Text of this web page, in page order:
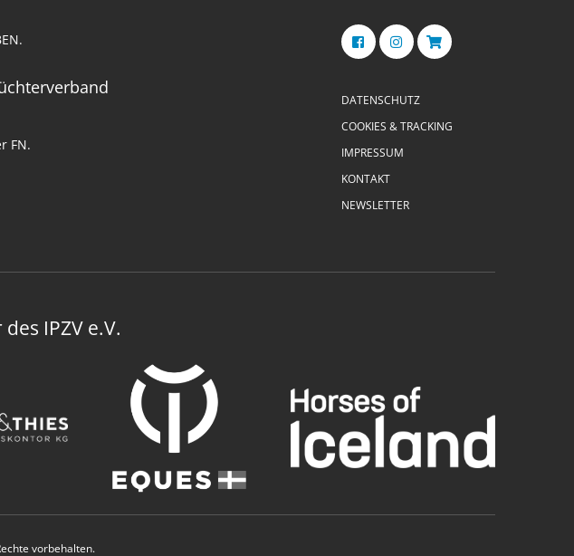
FN.
DATENSCHUTZ
COOKIES & TRACKING
IMPRESSUM
KONTAKT
NEWSLETTER
IPZV e.V.
vorbehalten.